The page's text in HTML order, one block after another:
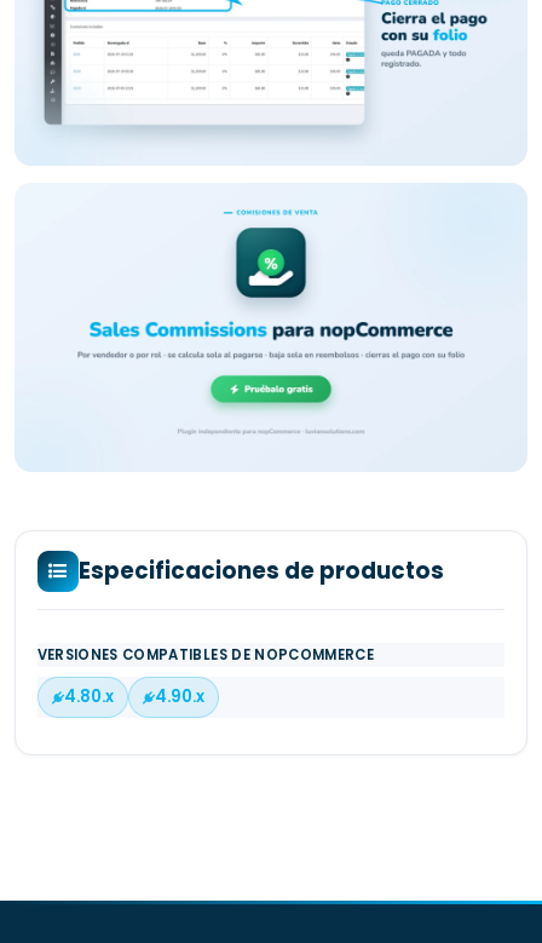
Especificaciones de productos
VERSIONES COMPATIBLES DE NOPCOMMERCE
4.80.x 4.90.x